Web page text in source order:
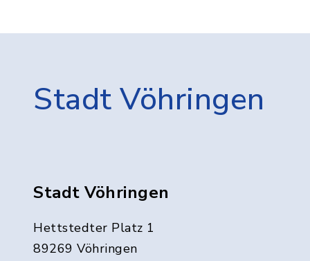
Stadt Vöhringen
Stadt Vöhringen
Hettstedter Platz 1
89269 Vöhringen